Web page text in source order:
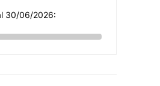
30/06/2026: